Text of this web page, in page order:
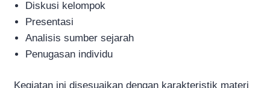
Diskusi kelompok
Presentasi
Analisis sumber sejarah
Penugasan individu
Kegiatan ini disesuaikan dengan karakteristik materi